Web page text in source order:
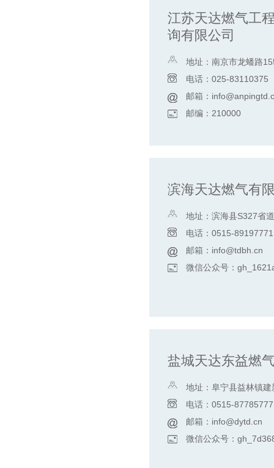
江苏天达燃气工
询有限公司
地址：南京市龙蟠路
4楼
电话：025-83110375
邮箱：
邮编：210000
滨海天达燃气有
地址：滨海县S327省
电话：0515-89197771
邮箱：info@tdbh.cn
微信公众号：
盐城天达东益燃
地址：阜宁县益林镇
电话：0515-87785777
邮箱：info@dytd.cn
微信公众号：